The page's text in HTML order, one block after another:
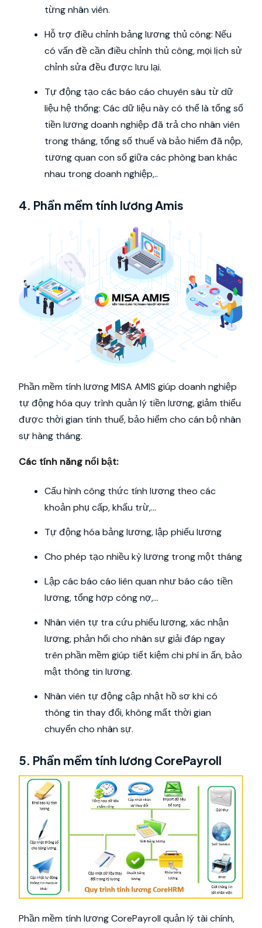
từng nhân viên.
Hỗ trợ điều chỉnh bảng lương thủ công: Nếu
có vấn đề cần điều chỉnh thủ công, mọi lịch sử
chỉnh sửa đều được lưu lại.
Tự động tạo các báo cáo chuyên sâu từ dữ
liệu hệ thống: Các dữ liệu này có thể là tổng số
tiền lương doanh nghiệp đã trả cho nhân viên
trong tháng, tổng số thuế và bảo hiểm đã nộp,
tương quan con số giữa các phòng ban khác
nhau trong doanh nghiệp,..
4. Phần mềm tính lương Amis
Phần mềm tính lương MISA AMIS giúp doanh nghiệp
tự động hóa quy trình quản lý tiền lương, giảm thiểu
được thời gian tính thuế, bảo hiểm cho cán bộ nhân
sự hàng tháng.
Các tính năng nổi bật:
Cấu hình công thức tính lương theo các
khoản phụ cấp, khấu trừ,…
Tự động hóa bảng lương, lập phiếu lương
Cho phép tạo nhiều kỳ lương trong một tháng
Lập các báo cáo liên quan như báo cáo tiền
lương, tổng hợp công nợ,…
Nhân viên tự tra cứu phiếu lương, xác nhận
lương, phản hổi cho nhân sự giải đáp ngay
trên phần mềm giúp tiết kiệm chi phí in ấn, bảo
mật thông tin lương.
Nhân viên tự động cập nhật hồ sơ khi có
thông tin thay đổi, không mất thời gian
chuyển cho nhân sự.
5. Phần mềm tính lương CorePayroll
Phần mềm tính lương CorePayroll quản lý tài chính,